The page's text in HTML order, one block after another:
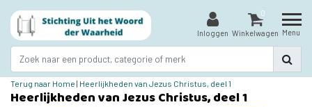
Inloggen
0
Winkelwagen Menu
Terug naar Home | Heerlijkheden van Jezus Christus, deel 1
Heerlijkheden van Jezus Christus, deel 1